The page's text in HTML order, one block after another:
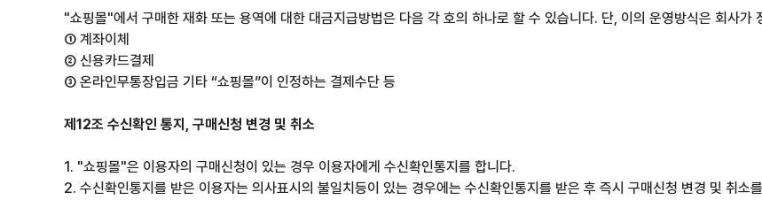
"쇼핑몰"에서 구매한 재화 또는 용역에 대한 대금지급방법은 다음 각 호의 하나로 할 수 있습니다. 단, 이의 운영방식은 회사가
① 계좌이체
② 신용카드결제
③ 온라인무통장입금 기타 “쇼핑몰”이 인정하는 결제수단 등
제12조 수신확인 통지, 구매신청 변경 및 취소
1. "쇼핑몰"은 이용자의 구매신청이 있는 경우 이용자에게 수신확인통지를 합니다.
2. 수신확인통지를 받은 이용자는 의사표시의 불일치등이 있는 경우에는 수신확인통지를 받은 후 즉시 구매신청 변경 및 취소